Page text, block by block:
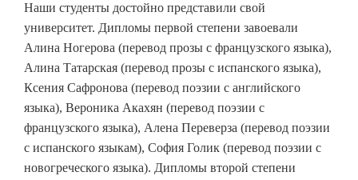
Наши студенты достойно представили свой
университет. Дипломы первой степени завоевали
Алина Ногерова (перевод прозы с французского языка),
Алина Татарская (перевод прозы с испанского языка),
Ксения Сафронова (перевод поэзии с английского
языка), Вероника Акахян (перевод поэзии с
французского языка), Алена Переверза (перевод поэзии
с испанского языкам), София Голик (перевод поэзии с
новогреческого языка). Дипломы второй степени